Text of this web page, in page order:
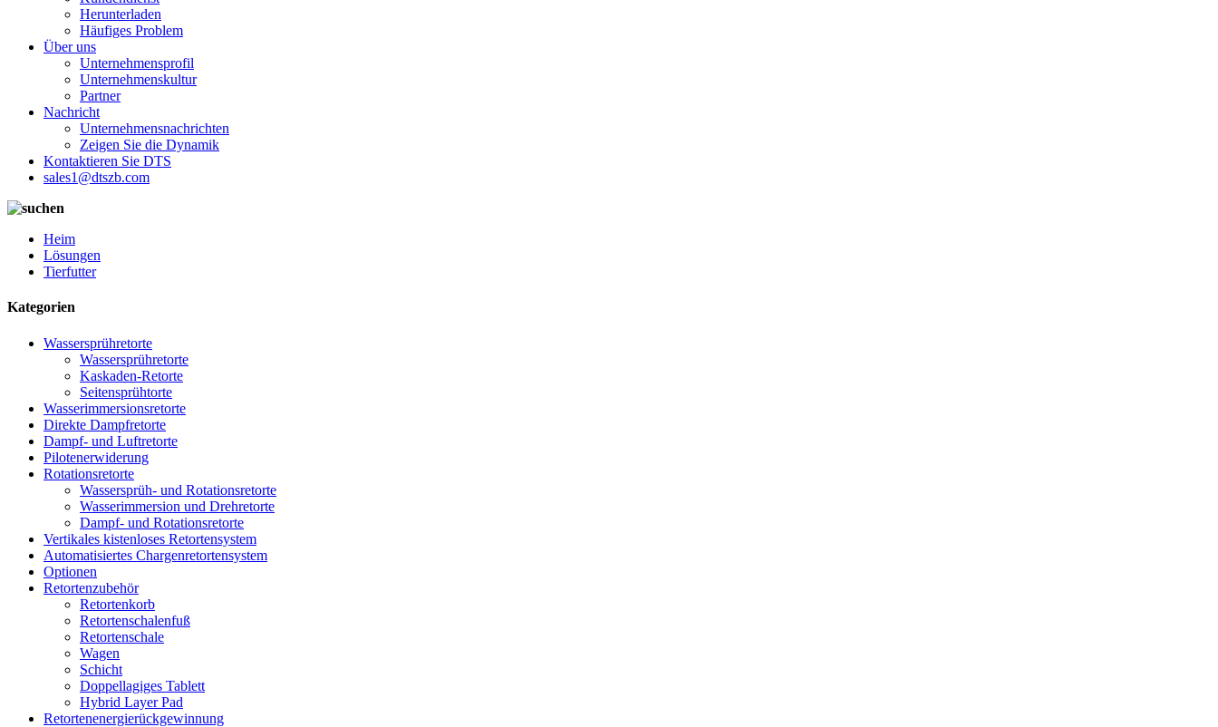
Herunterladen
Häufiges Problem
Über uns
Unternehmensprofil
Unternehmenskultur
Partner
Nachricht
Unternehmensnachrichten
Zeigen Sie die Dynamik
Kontaktieren Sie DTS
sales1@dtszb.com
Heim
Lösungen
Tierfutter
Kategorien
Wassersprühretorte
Wassersprühretorte
Kaskaden-Retorte
Seitensprühtorte
Wasserimmersionsretorte
Direkte Dampfretorte
Dampf- und Luftretorte
Pilotenerwiderung
Rotationsretorte
Wassersprüh- und Rotationsretorte
Wasserimmersion und Drehretorte
Dampf- und Rotationsretorte
Vertikales kistenloses Retortensystem
Automatisiertes Chargenretortensystem
Optionen
Retortenzubehör
Retortenkorb
Retortenschalenfuß
Retortenschale
Wagen
Schicht
Doppellagiges Tablett
Hybrid Layer Pad
Retortenenergierückgewinnung